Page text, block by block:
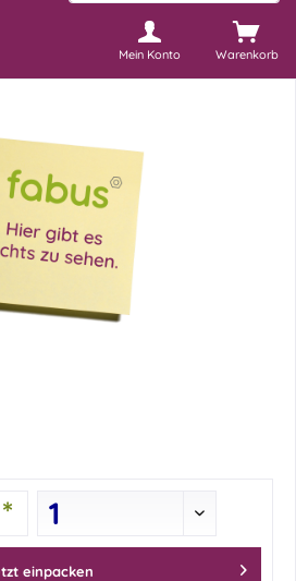
Warenkorb
Mein Konto
einpacken